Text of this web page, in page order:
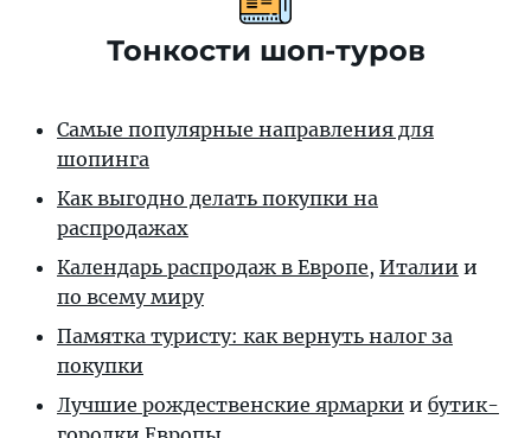
Тонкости шоп-туров
Самые популярные направления для
шопинга
Как выгодно делать покупки на
распродажах
Календарь распродаж в Европе, Италии и
по всему миру
Памятка туристу: как вернуть налог за
покупки
Лучшие рождественские ярмарки и бутик-